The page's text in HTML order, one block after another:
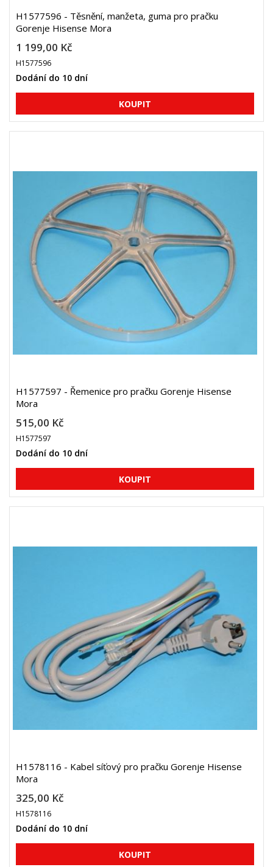
H1577596 - Těsnění, manžeta, guma pro pračku
Gorenje Hisense Mora
1 199,00 Kč
H1577596
Dodání do 10 dní
H1577597 - Řemenice pro pračku Gorenje Hisense
Mora
515,00 Kč
H1577597
Dodání do 10 dní
H1578116 - Kabel síťový pro pračku Gorenje Hisense
Mora
325,00 Kč
H1578116
Dodání do 10 dní